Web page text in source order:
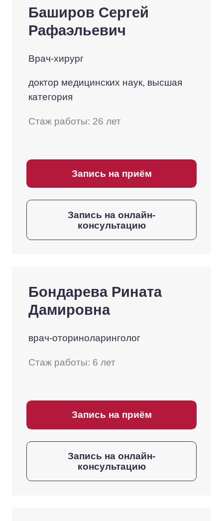
Баширов Сергей
Рафаэльевич
Врач-хирург
доктор медицинских наук, высшая
категория
Стаж работы: 26 лет
Запись на приём
Запись на онлайн-
консультацию
Бондарева Рината
Дамировна
врач-оториноларинголог
Стаж работы: 6 лет
Запись на приём
Запись на онлайн-
консультацию